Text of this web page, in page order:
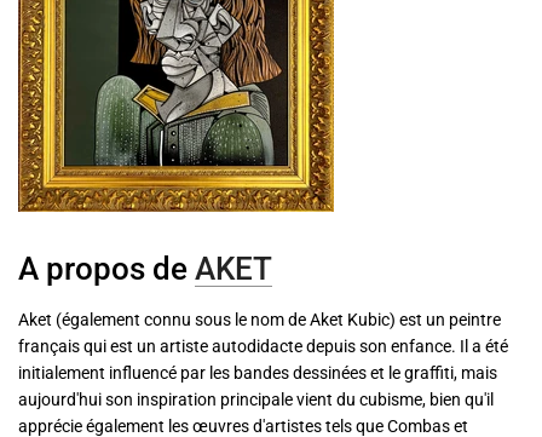
A propos de AKET
Aket (également connu sous le nom de Aket Kubic) est un peintre
français qui est un artiste autodidacte depuis son enfance. Il a été
initialement influencé par les bandes dessinées et le graffiti, mais
aujourd'hui son inspiration principale vient du cubisme, bien qu'il
apprécie également les œuvres d'artistes tels que Combas et